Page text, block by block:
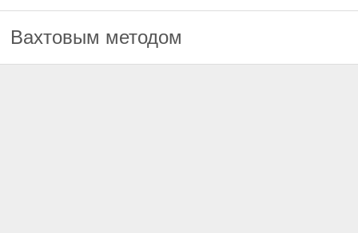
Вахтовым методом